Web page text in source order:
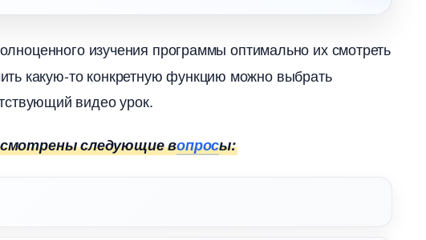
изучения программы оптимально их смотреть
какую-то конкретную функцию можно выбрать
видео урок.
следующиеопросы: